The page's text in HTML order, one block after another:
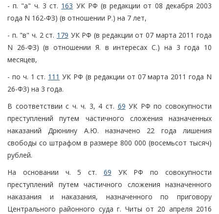
- п. "а" ч. 3 ст. 163 УК РФ (в редакции от 08 декабря 2003
года N 162-ФЗ) (в отношении Р.) на 7 лет,
- п. "в" ч. 2 ст. 179 УК РФ (в редакции от 07 марта 2011 года
N 26-ФЗ) (в отношении Я. в интересах С.) на 3 года 10
месяцев,
- по ч. 1 ст. 111 УК РФ (в редакции от 07 марта 2011 года N
26-ФЗ) на 3 года.
В соответствии с ч. ч. 3, 4 ст. 69 УК РФ по совокупности
преступлений путем частичного сложения назначенных
наказаний Дрюнину А.Ю. назначено 22 года лишения
свободы со штрафом в размере 800 000 (восемьсот тысяч)
рублей.
На основании ч. 5 ст. 69 УК РФ по совокупности
преступлений путем частичного сложения назначенного
наказания и наказания, назначенного по приговору
Центрального районного суда г. Читы от 20 апреля 2016